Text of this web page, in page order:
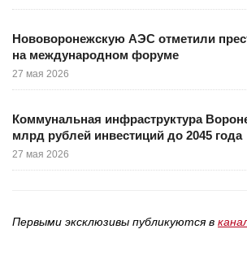
Нововоронежскую АЭС отметили
на международном форуме
27 мая 2026
Коммунальная инфраструктура
млрд рублей инвестиций до 2045 года
27 мая 2026
Первыми эксклюзивы публикуются в